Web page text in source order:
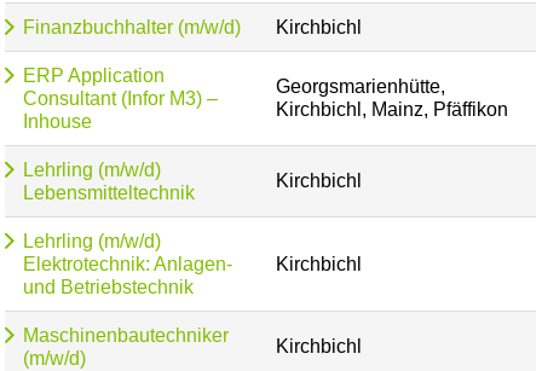
Finanzbuchhalter (m/w/d) Kirchbichl
ERP Application
Consultant (Infor M3) –
Inhouse
Georgsmarienhütte,
Kirchbichl, Mainz, Pfäffikon
Lehrling (m/w/d)
Lebensmitteltechnik
Kirchbichl
Lehrling (m/w/d)
Elektrotechnik: Anlagen-
und Betriebstechnik
Kirchbichl
Maschinenbautechniker
(m/w/d)
Kirchbichl